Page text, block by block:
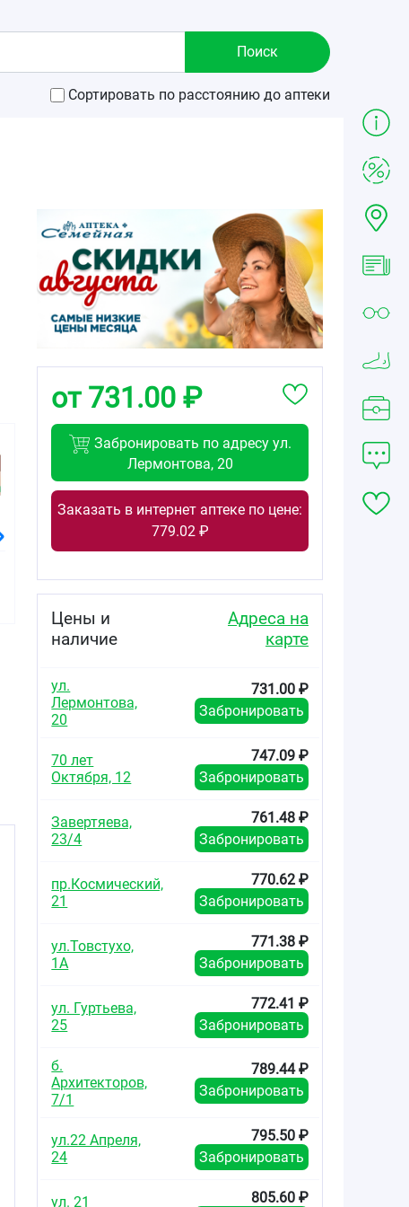
Сортировать по расстоянию до аптеки
таблетки
2,5мг+8мг №90
от629.25
таблетки
1,25мг+4мг №30
от 731.00 ₽
Забронировать по адресу ул.
Лермонтова, 20
Заказать в интернет аптеке по цене:
779.02 ₽
Цены и
наличие
Адреса на
карте
ул.
Лермонтова,
20
731.00 ₽
Забронировать
70 лет
Октября, 12
747.09 ₽
Забронировать
Завертяева,
23/4
761.48 ₽
Забронировать
пр.Космический,
21
770.62 ₽
Забронировать
ул.Товстухо,
1А
771.38 ₽
Забронировать
ул. Гуртьева,
25
772.41 ₽
Забронировать
б.
Архитекторов,
7/1
789.44 ₽
Забронировать
ул.22 Апреля,
24
795.50 ₽
Забронировать
ул. 21
805.60 ₽